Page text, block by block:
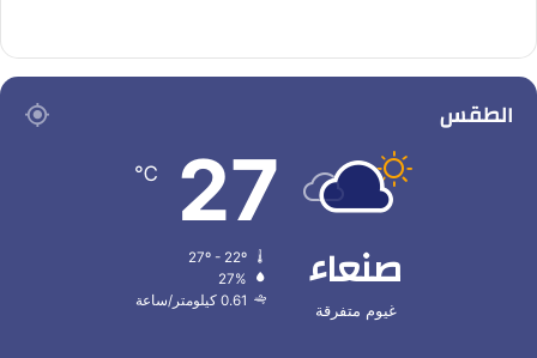
الطقس
صنعاء
غيوم متفرقة
27
℃
27%
0.61 كيلومتر/ساعة